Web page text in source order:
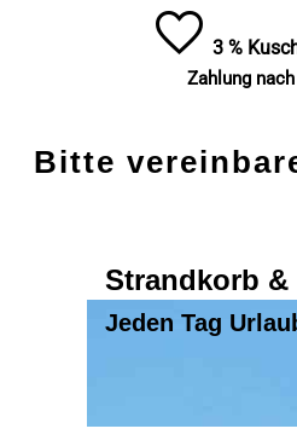
3 %
Zahlung nach
Bitte
Strandkorb &
Jeden Tag